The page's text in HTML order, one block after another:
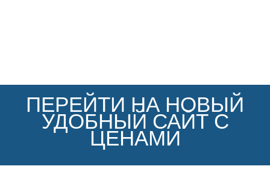
ПЕРЕЙТИ НА НОВЫЙ
УДОБНЫЙ САЙТ С
ЦЕНАМИ